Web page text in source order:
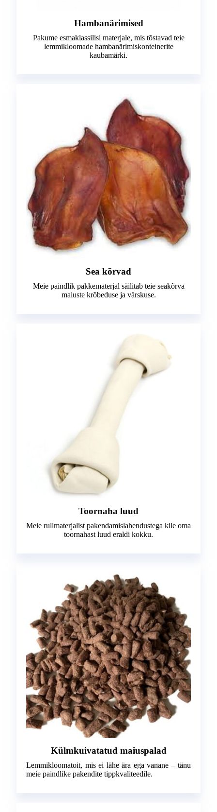
Hambanärimised
Pakume esmaklassilisi materjale, mis tõstavad teie
lemmikloomade hambanärimiskonteinerite
kaubamärki.
Sea kõrvad
Meie paindlik pakkematerjal säilitab teie seakõrva
maiuste krõbeduse ja värskuse.
Toornaha luud
Meie rullmaterjalist pakendamislahendustega kile oma
toornahast luud eraldi kokku.
Külmkuivatatud maiuspalad
Lemmikloomatoit, mis ei lähe ära ega vanane – tänu
meie paindlike pakendite tippkvaliteedile.